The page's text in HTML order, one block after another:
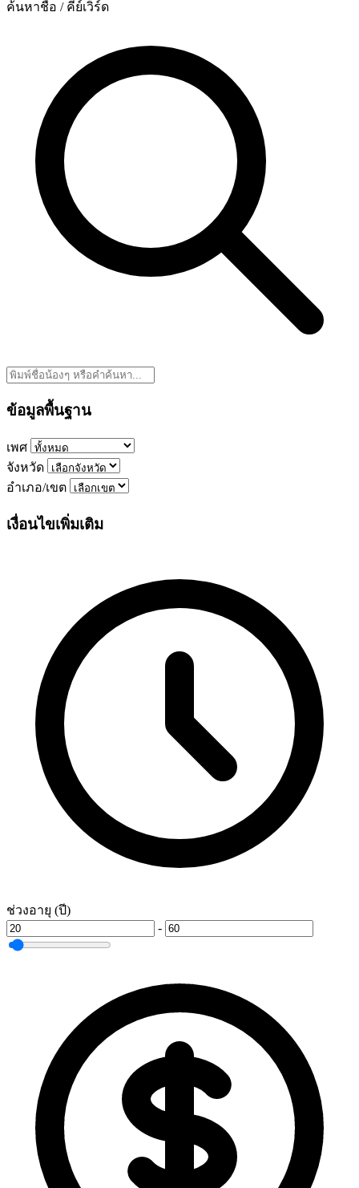
ค้นหาชื่อ / คีย์เวิร์ด
ข้อมูลพื้นฐาน
เพศ
จังหวัด
อำเภอ/เขต
เงื่อนไขเพิ่มเติม
ช่วงอายุ (ปี)
-